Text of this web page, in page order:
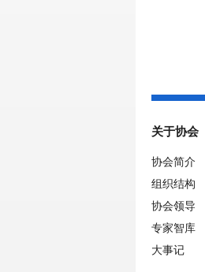
关于协会
协会简介
组织结构
协会领导
专家智库
大事记